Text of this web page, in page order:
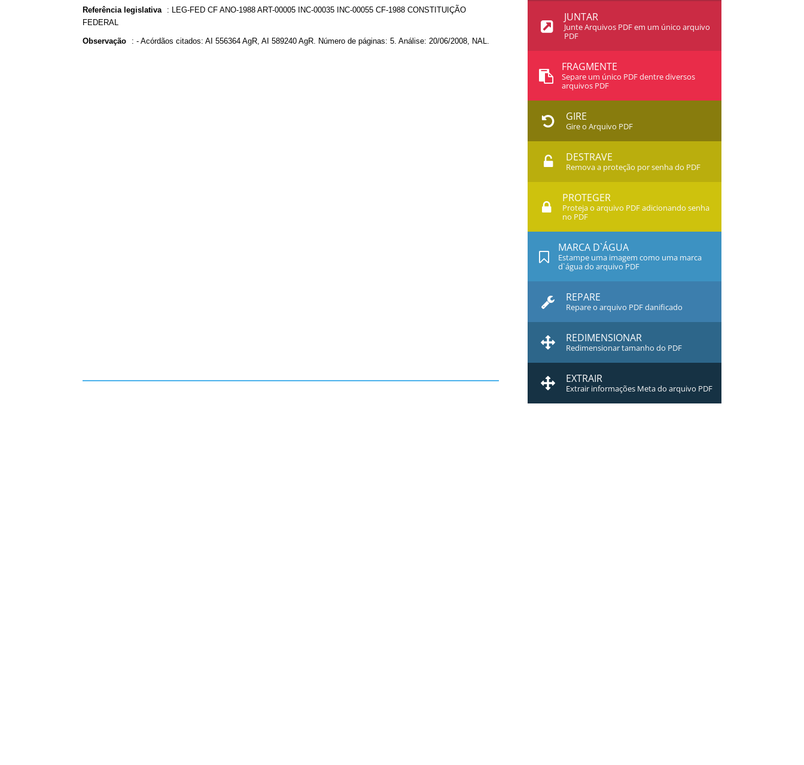
Referência legislativa : LEG-FED CF ANO-1988 ART-00005 INC-00035 INC-00055 CF-1988 CONSTITUIÇÃO
FEDERAL
Observação : - Acórdãos citados: AI 556364 AgR, AI 589240 AgR. Número de páginas: 5. Análise: 20/06/2008, NAL.
JUNTAR
Junte Arquivos PDF em um único arquivo
PDF
FRAGMENTE
Separe um único PDF dentre diversos
arquivos PDF
GIRE
Gire o Arquivo PDF
DESTRAVE
Remova a proteção por senha do PDF
PROTEGER
Proteja o arquivo PDF adicionando senha
no PDF
MARCA D`ÁGUA
Estampe uma imagem como uma marca
d`água do arquivo PDF
REPARE
Repare o arquivo PDF danificado
REDIMENSIONAR
Redimensionar tamanho do PDF
EXTRAIR
Extrair informações Meta do arquivo PDF